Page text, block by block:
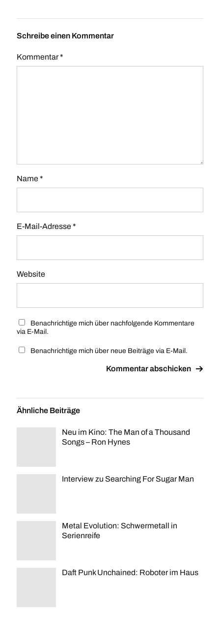
Schreibe einen Kommentar
Kommentar*
Name*
E-Mail-Adresse*
Website
Benachrichtige mich über nachfolgende Kommentare
via E-Mail.
Benachrichtige mich über neue Beiträge via E-Mail.
Ähnliche Beiträge
Neu im Kino: The Man of a Thousand
Songs – Ron Hynes
Interview zu Searching For Sugar Man
Metal Evolution: Schwermetall in
Serienreife
Daft Punk Unchained: Roboter im Haus